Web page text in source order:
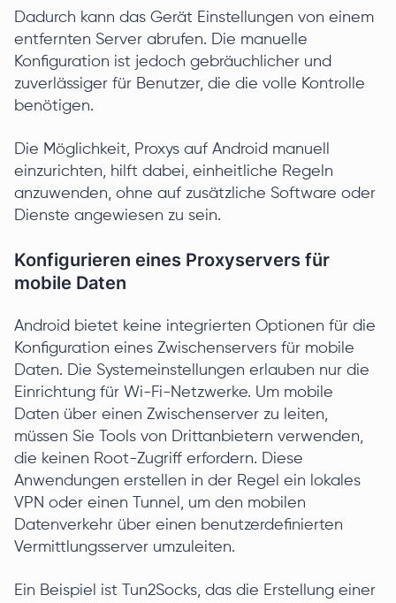
Dadurch kann das Gerät Einstellungen von einem
entfernten Server abrufen. Die manuelle
Konfiguration ist jedoch gebräuchlicher und
zuverlässiger für Benutzer, die die volle Kontrolle
benötigen.
Die Möglichkeit, Proxys auf Android manuell
einzurichten, hilft dabei, einheitliche Regeln
anzuwenden, ohne auf zusätzliche Software oder
Dienste angewiesen zu sein.
Konfigurieren eines Proxyservers für
mobile Daten
Android bietet keine integrierten Optionen für die
Konfiguration eines Zwischenservers für mobile
Daten. Die Systemeinstellungen erlauben nur die
Einrichtung für Wi-Fi-Netzwerke. Um mobile
Daten über einen Zwischenserver zu leiten,
müssen Sie Tools von Drittanbietern verwenden,
die keinen Root-Zugriff erfordern. Diese
Anwendungen erstellen in der Regel ein lokales
VPN oder einen Tunnel, um den mobilen
Datenverkehr über einen benutzerdefinierten
Vermittlungsserver umzuleiten.
Ein Beispiel ist Tun2Socks, das die Erstellung einer